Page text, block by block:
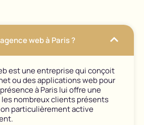
web à Paris ?
est une entreprise qui conçoit
ou des applications web pour
à Paris lui offre une
nombreux clients présents
particulièrement active